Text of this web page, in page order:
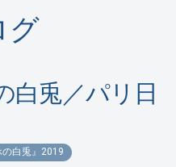
グ
白兎／パリ日
の白兎』2019